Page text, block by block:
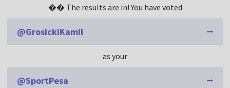
�� The results are in! You have voted
@GrosickiKamil
as your
@SportPesa